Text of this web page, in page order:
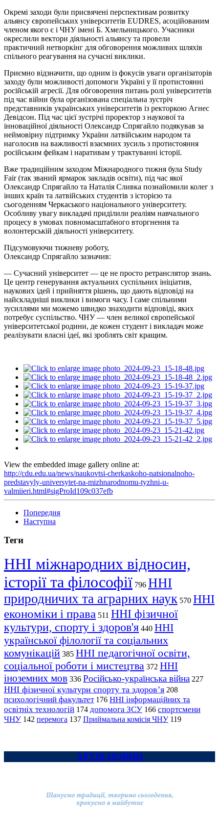
Окремі заходи були присвячені перспективам розвитку
альянсу європейських університетів EUDRES, асоційованим
членом якого є і ЧНУ імені Б. Хмельницького. Учасники
окреслили вектори діяльності альянсу та провели
практичний нетворкінг для обговорення можливих шляхів
спільного реагування на сучасні виклики.
Приємно відзначити, що одним із фокусів уваги організаторів
заходу були можливості допомоги Україні у її протистоянні
російській агресії. Для обговорення питань ролі університетів
під час війни була організована спеціальна зустріч
представників українських університетів із ректоркою Агнес
Девідсон. Під час цієї зустрічі проректор з наукової та
інноваційної діяльності Олександр Спрягайло подякував за
неймовірну підтримку України латвійським народом та
наголосив на важливості взаємних зусиль з протистояння
російським фейкам і наративам у трактуванні історії.
Вже традиційним заходом Міжнародного тижня була Study
Fair (так званий ярмарок закладів освіти), під час якої
Олександр Спрягайло та Наталія Сливка познайомили колег з
інших країн та латвійських студентів з історією та
сьогоденням Черкаського національного університету.
Особливу увагу викладачі приділили реаліям навчального
процесу в умовах повномасштабного вторгнення та
волонтерській діяльності університету.
Підсумовуючи тижневу роботу,
Олександр Спрягайло зазначив:
— Сучасний університет — це не просто ретранслятор знань.
Це центр генерування актуальних суспільних ініціатив,
наукових ідей і прийняття рішень, що дають відповіді на
найскладніші виклики і вимоги часу. І саме спільними
зусиллями ми можемо швидко знаходити відповіді, яких
потребує суспільство. ЧНУ — член великої європейської
університетської родини, де кожен студент і викладач може
реалізувати власні ідеї, які зроблять світ кращим.
View the embedded image gallery online at:
http://cdu.edu.ua/news/naukovtsi-cherkaskoho-natsionalnoho-
predstavyly-universytet-na-mizhnarodnomu-tyzhni-u-
valmiieri.html#sigProId109c037efb
Попередня
Наступна
Теги
ННІ міжнародних відносин,
історії та філософії 796 ННІ
природничих та аграрних наук 570 ННІ
економіки і права 511 ННІ фізичної
культури, спорту і здоров'я 440 ННІ
української філології та соціальних
комунікацій 385 ННІ педагогічної освіти,
соціальної роботи і мистецтва 372 ННІ
іноземних мов 336 Російсько-українська війна 227
ННІ фізичної культури спорту та здоров’я 208
психологічний факультет 176 ННІ інформаційних та
освітніх технологій 174 допомога ЗСУ 166 спортсмени
ЧНУ 142 перемога 137 Приймальна комісія ЧНУ 119
АРХІВ НОВИН